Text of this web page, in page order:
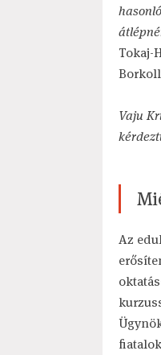
Tokaj-
Vaju
Az